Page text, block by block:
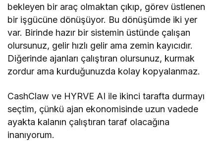
bekleyen bir araç olmaktan çıkıp, görev üstlenen
bir işgücüne dönüşüyor. Bu dönüşümde iki yer
var. Birinde hazır bir sistemin üstünde çalışan
olursunuz, gelir hızlı gelir ama zemin kayıcıdır.
Diğerinde ajanları çalıştıran olursunuz, kurmak
zordur ama kurduğunuzda kolay kopyalanmaz.
CashClaw ve HYRVE AI ile ikinci tarafta durmayı
seçtim, çünkü ajan ekonomisinde uzun vadede
ayakta kalanın çalıştıran taraf olacağına
inanıyorum.